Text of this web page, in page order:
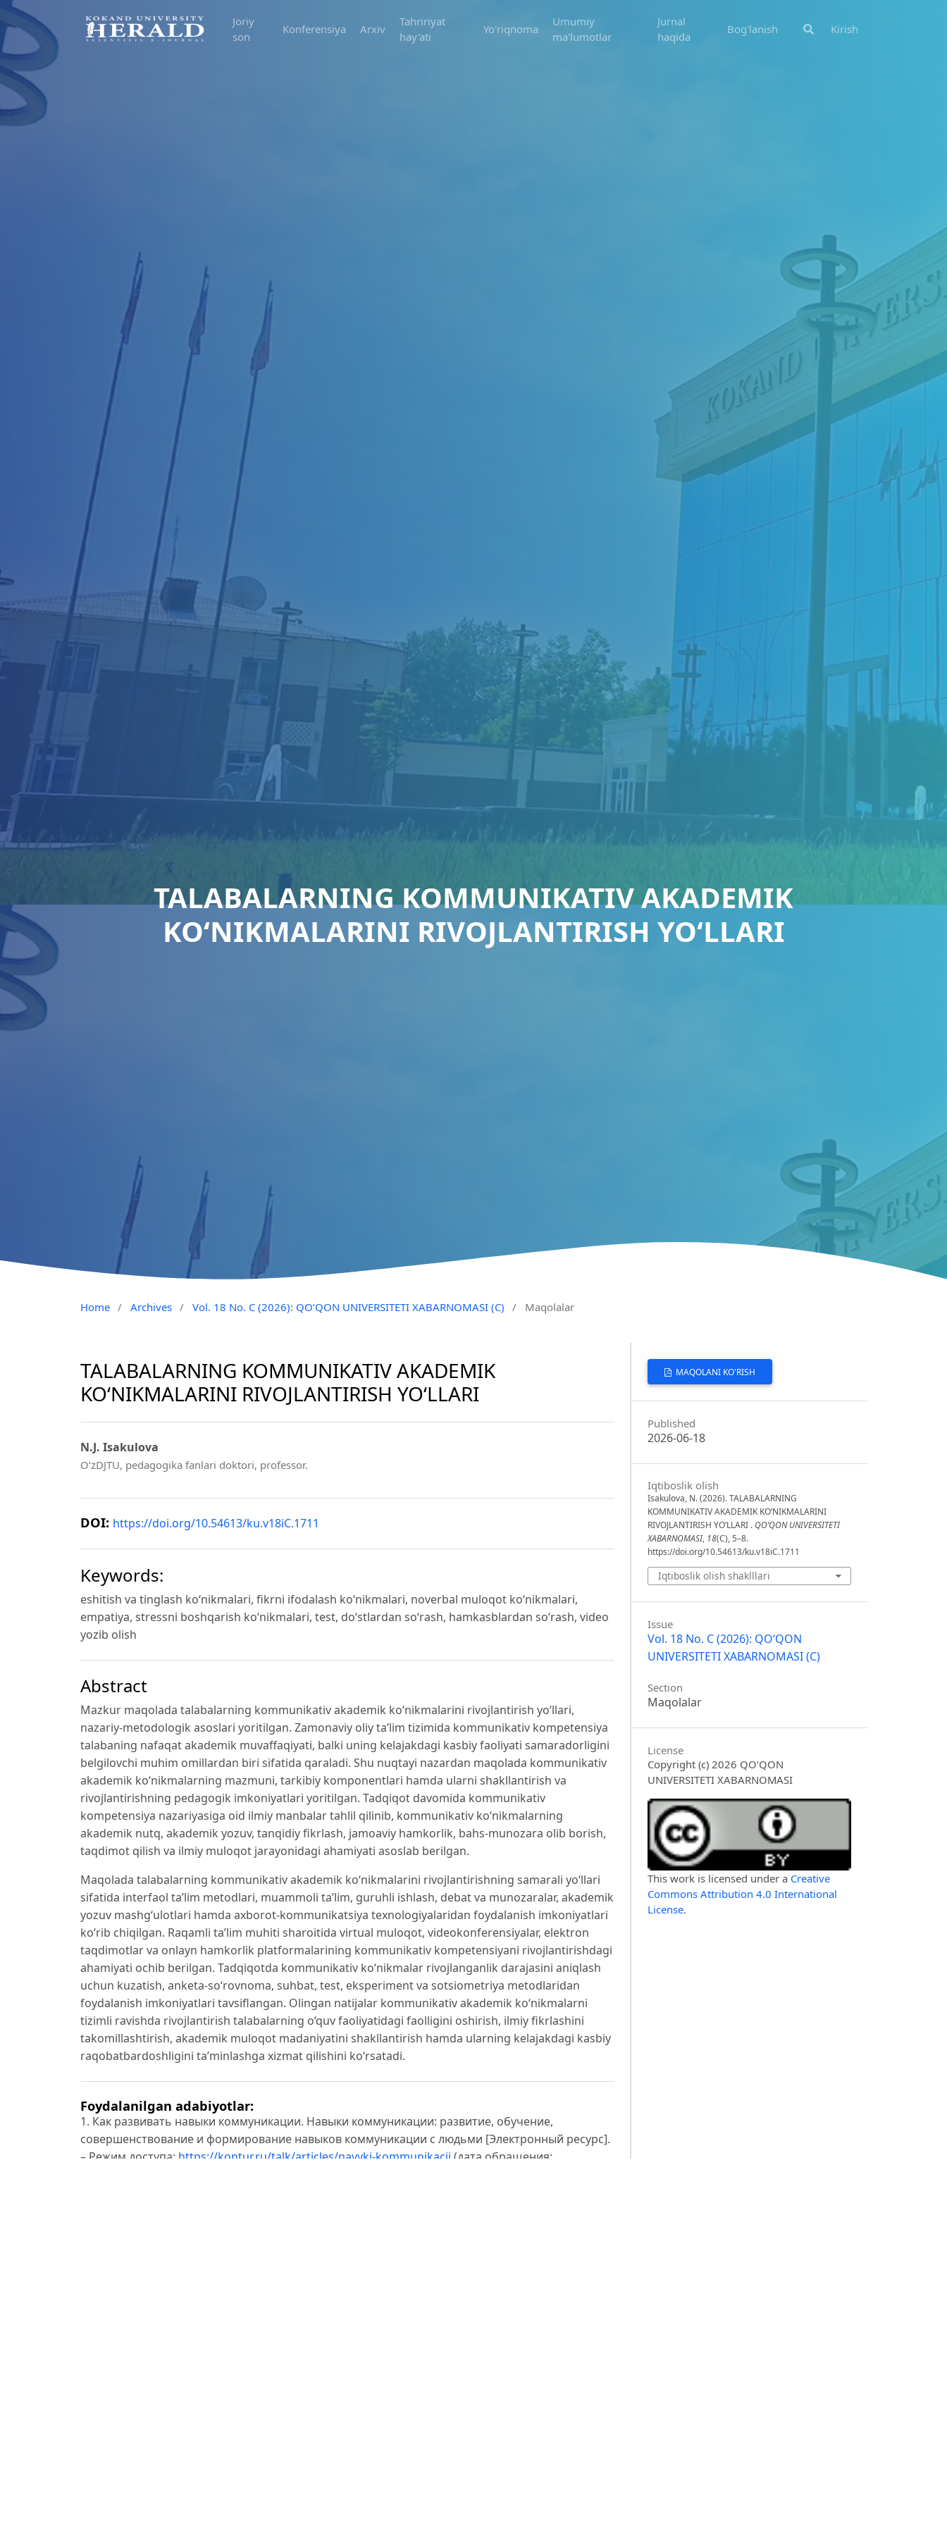
Joriy
son
Konferensiya Arxiv
Tahririyat
hay'ati
Yo'riqnoma
Umumiy
ma'lumotlar
Jurnal
haqida
Bog'lanish Kirish
TALABALARNING KOMMUNIKATIV AKADEMIK
KO‘NIKMALARINI RIVOJLANTIRISH YO‘LLARI
Home / Archives / Vol. 18 No. C (2026): QO‘QON UNIVERSITETI XABARNOMASI (C) / Maqolalar
TALABALARNING KOMMUNIKATIV AKADEMIK
KO‘NIKMALARINI RIVOJLANTIRISH YO‘LLARI
N.J. Isakulova
O‘zDJTU, pedagogika fanlari doktori, professor.
DOI: https://doi.org/10.54613/ku.v18iC.1711
Keywords:
eshitish va tinglash ko‘nikmalari, fikrni ifodalash ko‘nikmalari, noverbal muloqot ko‘nikmalari,
empatiya, stressni boshqarish ko‘nikmalari, test, do‘stlardan so‘rash, hamkasblardan so‘rash, video
yozib olish
Abstract
Mazkur maqolada talabalarning kommunikativ akademik ko‘nikmalarini rivojlantirish yo‘llari,
nazariy-metodologik asoslari yoritilgan. Zamonaviy oliy ta’lim tizimida kommunikativ kompetensiya
talabaning nafaqat akademik muvaffaqiyati, balki uning kelajakdagi kasbiy faoliyati samaradorligini
belgilovchi muhim omillardan biri sifatida qaraladi. Shu nuqtayi nazardan maqolada kommunikativ
akademik ko‘nikmalarning mazmuni, tarkibiy komponentlari hamda ularni shakllantirish va
rivojlantirishning pedagogik imkoniyatlari yoritilgan. Tadqiqot davomida kommunikativ
kompetensiya nazariyasiga oid ilmiy manbalar tahlil qilinib, kommunikativ ko‘nikmalarning
akademik nutq, akademik yozuv, tanqidiy fikrlash, jamoaviy hamkorlik, bahs-munozara olib borish,
taqdimot qilish va ilmiy muloqot jarayonidagi ahamiyati asoslab berilgan.
Maqolada talabalarning kommunikativ akademik ko‘nikmalarini rivojlantirishning samarali yo‘llari
sifatida interfaol ta’lim metodlari, muammoli ta’lim, guruhli ishlash, debat va munozaralar, akademik
yozuv mashg‘ulotlari hamda axborot-kommunikatsiya texnologiyalaridan foydalanish imkoniyatlari
ko‘rib chiqilgan. Raqamli ta’lim muhiti sharoitida virtual muloqot, videokonferensiyalar, elektron
taqdimotlar va onlayn hamkorlik platformalarining kommunikativ kompetensiyani rivojlantirishdagi
ahamiyati ochib berilgan. Tadqiqotda kommunikativ ko‘nikmalar rivojlanganlik darajasini aniqlash
uchun kuzatish, anketa-so‘rovnoma, suhbat, test, eksperiment va sotsiometriya metodlaridan
foydalanish imkoniyatlari tavsiflangan. Olingan natijalar kommunikativ akademik ko‘nikmalarni
tizimli ravishda rivojlantirish talabalarning o‘quv faoliyatidagi faolligini oshirish, ilmiy fikrlashini
takomillashtirish, akademik muloqot madaniyatini shakllantirish hamda ularning kelajakdagi kasbiy
raqobatbardoshligini ta’minlashga xizmat qilishini ko‘rsatadi.
Foydalanilgan adabiyotlar:
1. Как развивать навыки коммуникации. Навыки коммуникации: развитие, обучение,
совершенствование и формирование навыков коммуникации с людьми [Электронный ресурс].
– Режим доступа: https://kontur.ru/talk/articles/navyki-kommunikacii (дата обращения:
MAQOLANI KO'RISH
Published
2026-06-18
Iqtiboslik olish
Isakulova, N. (2026). TALABALARNING
KOMMUNIKATIV AKADEMIK KO‘NIKMALARINI
RIVOJLANTIRISH YO‘LLARI . QO‘QON UNIVERSITETI
XABARNOMASI, 18(C), 5–8.
https://doi.org/10.54613/ku.v18iC.1711
Iqtiboslik olish shaklllari
Issue
Vol. 18 No. C (2026): QO‘QON
UNIVERSITETI XABARNOMASI (C)
Section
Maqolalar
License
Copyright (c) 2026 QO‘QON
UNIVERSITETI XABARNOMASI
This work is licensed under a Creative
Commons Attribution 4.0 International
License.